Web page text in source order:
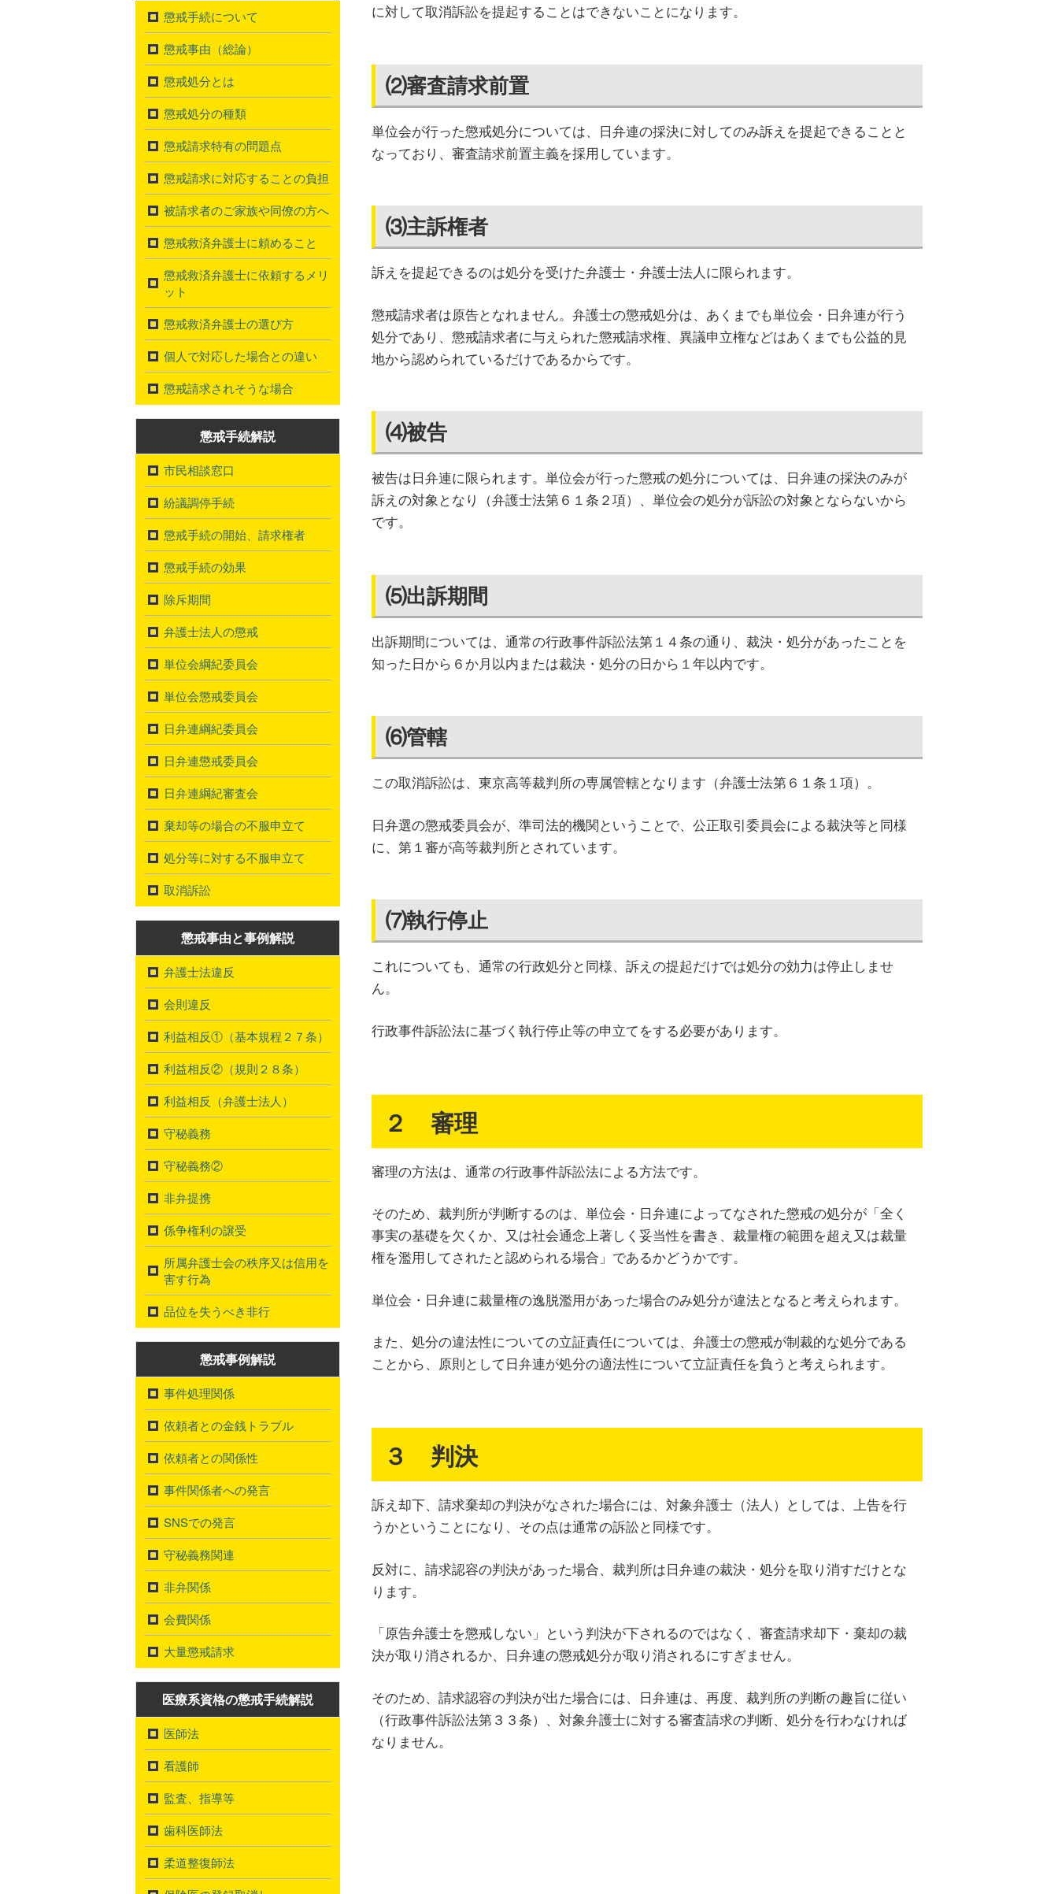
に対して取消訴訟を提起することはできないことになります。
⑵審査請求前置
単位会が行った懲戒処分については、日弁連の採決に対してのみ訴えを提起できることと
なっており、審査請求前置主義を採用しています。
⑶主訴権者
訴えを提起できるのは処分を受けた弁護士・弁護士法人に限られます。
懲戒請求者は原告となれません。弁護士の懲戒処分は、あくまでも単位会・日弁連が行う
処分であり、懲戒請求者に与えられた懲戒請求権、異議申立権などはあくまでも公益的見
地から認められているだけであるからです。
⑷被告
被告は日弁連に限られます。単位会が行った懲戒の処分については、日弁連の採決のみが
訴えの対象となり（弁護士法第６１条２項）、単位会の処分が訴訟の対象とならないから
です。
⑸出訴期間
出訴期間については、通常の行政事件訴訟法第１４条の通り、裁決・処分があったことを
知った日から６か月以内または裁決・処分の日から１年以内です。
⑹管轄
この取消訴訟は、東京高等裁判所の専属管轄となります（弁護士法第６１条１項）。
日弁選の懲戒委員会が、準司法的機関ということで、公正取引委員会による裁決等と同様
に、第１審が高等裁判所とされています。
⑺執行停止
これについても、通常の行政処分と同様、訴えの提起だけでは処分の効力は停止しませ
ん。
行政事件訴訟法に基づく執行停止等の申立てをする必要があります。
２ 審理
審理の方法は、通常の行政事件訴訟法による方法です。
そのため、裁判所が判断するのは、単位会・日弁連によってなされた懲戒の処分が「全く
事実の基礎を欠くか、又は社会通念上著しく妥当性を書き、裁量権の範囲を超え又は裁量
権を濫用してされたと認められる場合」であるかどうかです。
単位会・日弁連に裁量権の逸脱濫用があった場合のみ処分が違法となると考えられます。
また、処分の違法性についての立証責任については、弁護士の懲戒が制裁的な処分である
ことから、原則として日弁連が処分の適法性について立証責任を負うと考えられます。
３ 判決
訴え却下、請求棄却の判決がなされた場合には、対象弁護士（法人）としては、上告を行
うかということになり、その点は通常の訴訟と同様です。
反対に、請求認容の判決があった場合、裁判所は日弁連の裁決・処分を取り消すだけとな
ります。
「原告弁護士を懲戒しない」という判決が下されるのではなく、審査請求却下・棄却の裁
決が取り消されるか、日弁連の懲戒処分が取り消されるにすぎません。
そのため、請求認容の判決が出た場合には、日弁連は、再度、裁判所の判断の趣旨に従い
（行政事件訴訟法第３３条）、対象弁護士に対する審査請求の判断、処分を行わなければ
なりません。
懲戒手続について
懲戒事由（総論）
懲戒処分とは
懲戒処分の種類
懲戒請求特有の問題点
懲戒請求に対応することの負担
被請求者のご家族や同僚の方へ
懲戒救済弁護士に頼めること
懲戒救済弁護士に依頼するメリ
ット
懲戒救済弁護士の選び方
個人で対応した場合との違い
懲戒請求されそうな場合
懲戒手続解説
市民相談窓口
紛議調停手続
懲戒手続の開始、請求権者
懲戒手続の効果
除斥期間
弁護士法人の懲戒
単位会綱紀委員会
単位会懲戒委員会
日弁連綱紀委員会
日弁連懲戒委員会
日弁連綱紀審査会
棄却等の場合の不服申立て
処分等に対する不服申立て
取消訴訟
懲戒事由と事例解説
弁護士法違反
会則違反
利益相反①（基本規程２７条）
利益相反②（規則２８条）
利益相反（弁護士法人）
守秘義務
守秘義務②
非弁提携
係争権利の譲受
所属弁護士会の秩序又は信用を
害す行為
品位を失うべき非行
懲戒事例解説
事件処理関係
依頼者との金銭トラブル
依頼者との関係性
事件関係者への発言
SNSでの発言
守秘義務関連
非弁関係
会費関係
大量懲戒請求
医療系資格の懲戒手続解説
医師法
看護師
監査、指導等
歯科医師法
柔道整復師法